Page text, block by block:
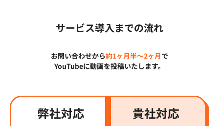
サービス導入までの流れ
お問い合わせから約1ヶ月半〜2ヶ月で
YouTubeに動画を投稿いたします。